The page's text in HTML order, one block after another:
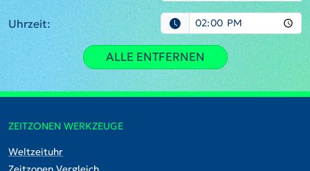
Uhrzeit:
ALLE ENTFERNEN
ZEITZONEN WERKZEUGE
Weltzeituhr